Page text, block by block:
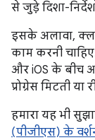
से जुड़े दिशा-
इसके अलावा,
काम करनी
और iOS के बीच
प्रोग्रेस मिटती या
हमारा यह भी
(पीजीएस) के